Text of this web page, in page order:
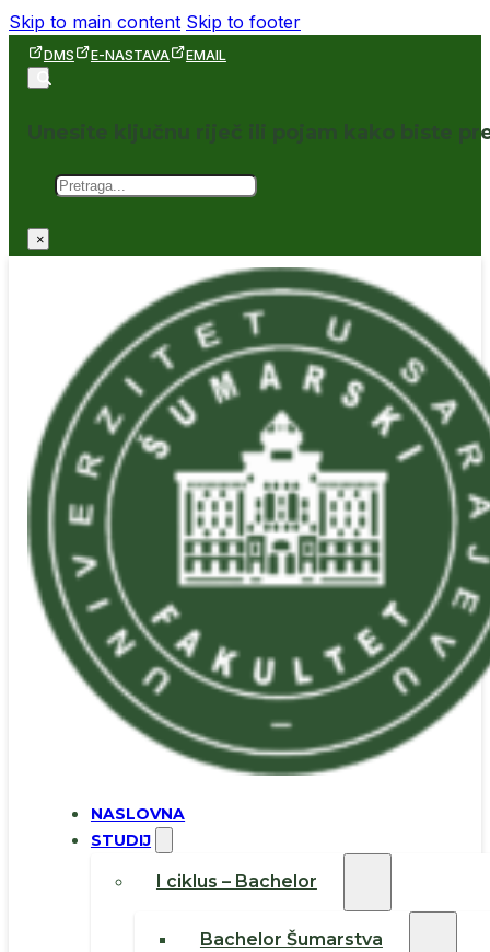
Skip to main content Skip to footer
DMS E-NASTAVA EMAIL
Unesite ključnu riječ ili pojam kako biste
Pretraga
×
NASLOVNA
STUDIJ
I ciklus – Bachelor
Bachelor Šumarstva